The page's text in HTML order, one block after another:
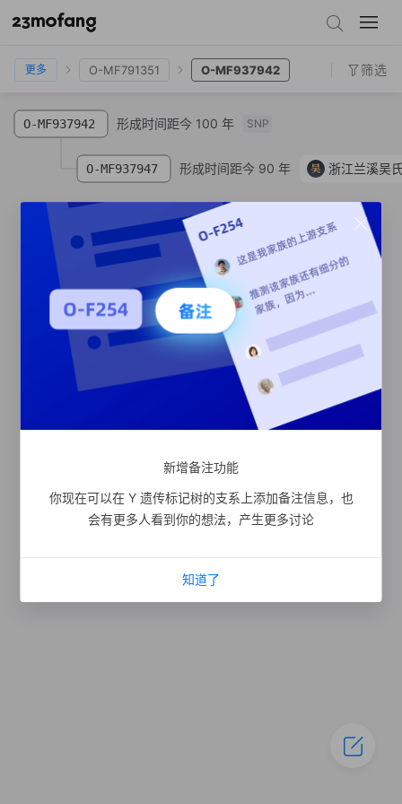
O-F25153
更多 O-MF791351 O-MF937942 筛选
O-MF937942 形成时间距今 100 年 SNP
O-MF937947 形成时间距今 90 年 吴 浙江兰溪吴
新增备注功能
你现在可以在 Y 遗传标记树的支系上添加备注信息，也
会有更多人看到你的想法，产生更多讨论
知道了